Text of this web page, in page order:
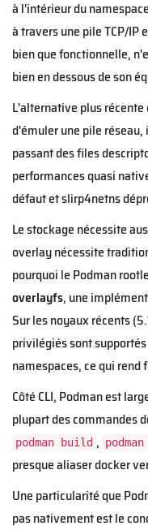
à l'intérieur du
à travers une pile TCP/IP
bien que fonctionnelle,
bien en dessous de son
L'alternative plus récente
d'émuler une pile
passant des files
performances quasi
défaut et slirp4netns
Le stockage nécessite
overlay nécessite
pourquoi le Podman
overlayfs, une
Sur les noyaux récents
privilégiés sont
namespaces, ce qui rend
Côté CLI, Podman est
plupart des commandes
podman build ,
presque aliaser docker
Une particularité que
pas nativement est le